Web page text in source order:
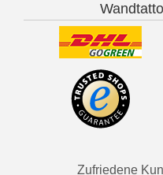
Zufriedene